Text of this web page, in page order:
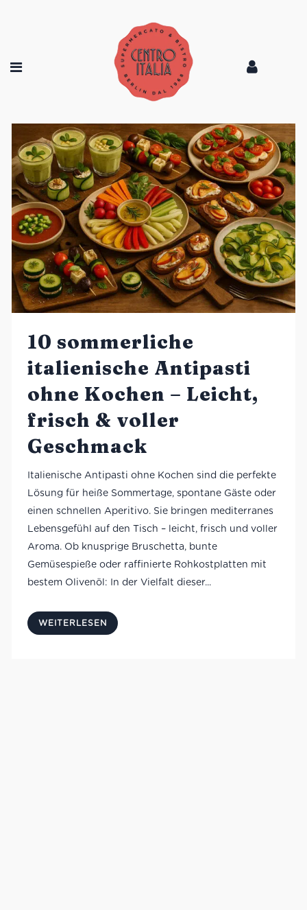
10 sommerliche
italienische Antipasti
ohne Kochen – Leicht,
frisch & voller
Geschmack
Italienische Antipasti ohne Kochen sind die perfekte
Lösung für heiße Sommertage, spontane Gäste oder
einen schnellen Aperitivo. Sie bringen mediterranes
Lebensgefühl auf den Tisch – leicht, frisch und voller
Aroma. Ob knusprige Bruschetta, bunte
Gemüsespieße oder raffinierte Rohkostplatten mit
bestem Olivenöl: In der Vielfalt dieser...
WEITERLESEN